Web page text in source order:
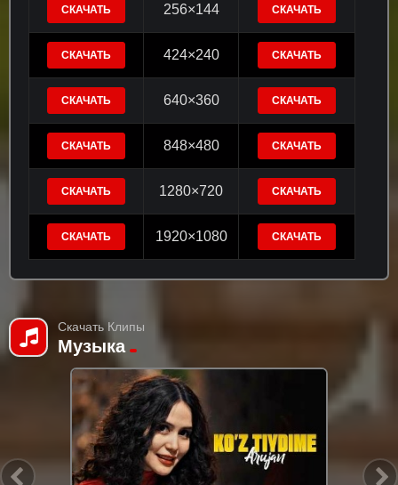
СКАЧАТЬ 256×144 СКАЧАТЬ
СКАЧАТЬ 424×240 СКАЧАТЬ
СКАЧАТЬ 640×360 СКАЧАТЬ
СКАЧАТЬ 848×480 СКАЧАТЬ
СКАЧАТЬ 1280×720 СКАЧАТЬ
СКАЧАТЬ 1920×1080 СКАЧАТЬ
Скачать Клипы
Музыка